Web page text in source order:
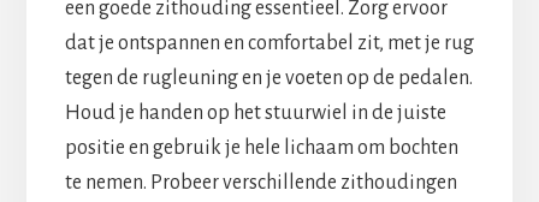
een goede zithouding essentieel. Zorg ervoor
dat je ontspannen en comfortabel zit, met je rug
tegen de rugleuning en je voeten op de pedalen.
Houd je handen op het stuurwiel in de juiste
positie en gebruik je hele lichaam om bochten
te nemen. Probeer verschillende zithoudingen